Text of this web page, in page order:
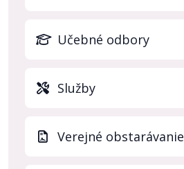
Učebné odbory
Služby
Verejné obstarávanie